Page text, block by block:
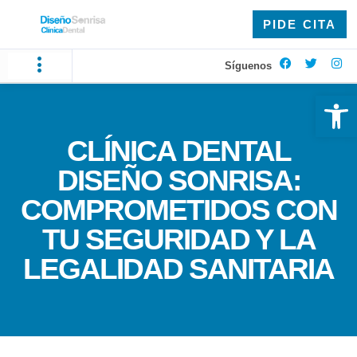
PIDE CITA
Síguenos
CLÍNICA DENTAL
DISEÑO SONRISA:
COMPROMETIDOS CON
TU SEGURIDAD Y LA
LEGALIDAD SANITARIA